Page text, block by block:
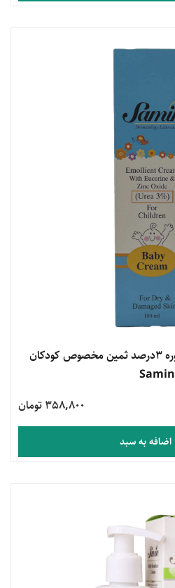
کرم نرم کننده اوسرین و اوره 3درصد ثمین مخصوص کودکان
Samin
358,800 تومان
اضافه به سبد